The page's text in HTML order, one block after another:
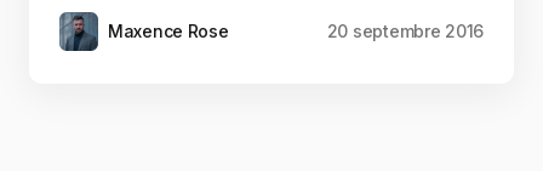
Maxence Rose 20 septembre 2016